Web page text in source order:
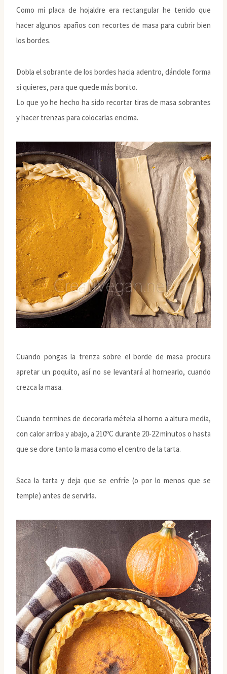
Como mi placa de hojaldre era rectangular he tenido que
hacer algunos apaños con recortes de masa para cubrir bien
los bordes.
Dobla el sobrante de los bordes hacia adentro, dándole forma
si quieres, para que quede más bonito.
Lo que yo he hecho ha sido recortar tiras de masa sobrantes
y hacer trenzas para colocarlas encima.
Cuando pongas la trenza sobre el borde de masa procura
apretar un poquito, así no se levantará al hornearlo, cuando
crezca la masa.
Cuando termines de decorarla métela al horno a altura media,
con calor arriba y abajo, a 210ºC durante 20-22 minutos o hasta
que se dore tanto la masa como el centro de la tarta.
Saca la tarta y deja que se enfríe (o por lo menos que se
temple) antes de servirla.